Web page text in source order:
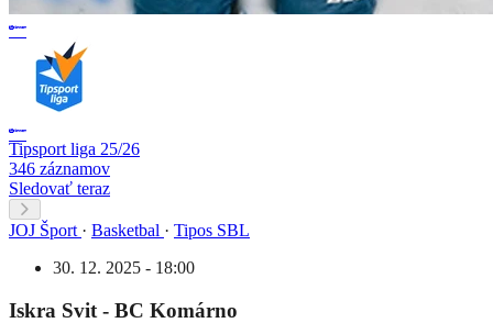
Tipsport liga 25/26
346 záznamov
Sledovať teraz
JOJ Šport · Basketbal · Tipos SBL
30. 12. 2025 - 18:00
Iskra Svit - BC Komárno